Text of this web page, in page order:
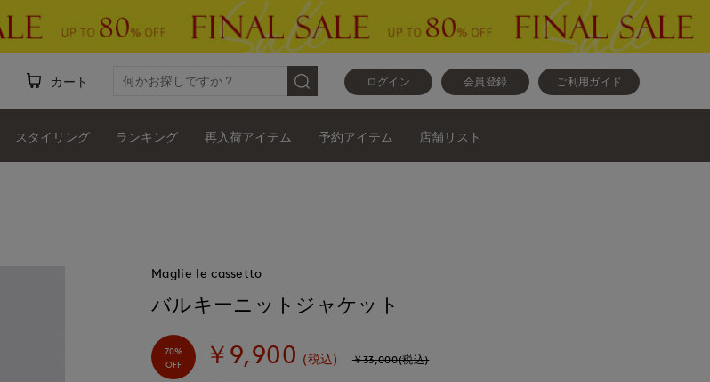
ログイン 会員登録 ご利用ガイド
カート
スタイリング ランキング 再入荷アイテム 予約アイテム 店舗リスト
Maglie le cassetto
バルキーニットジャケット
70%
OFF
￥9,900 (税込) ￥33,000(税込)